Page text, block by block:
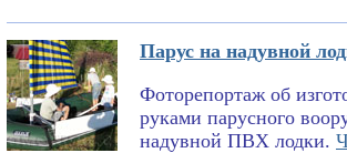
Парус на надувной
Фоторепортаж об
руками парусного
надувной ПВХ лодки.